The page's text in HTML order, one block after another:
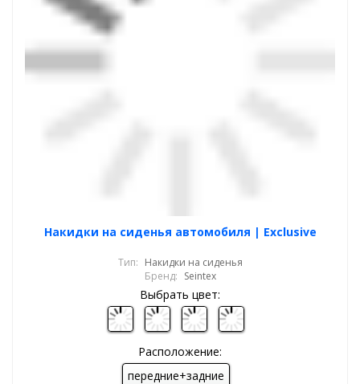
Накидки на сиденья автомобиля | Exclusive
Тип: Накидки на сиденья
Бренд: Seintex
Выбрать цвет:
Расположение:
передние+задние